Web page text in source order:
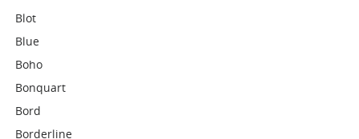
Blot
Blue
Boho
Bonquart
Bord
Borderline